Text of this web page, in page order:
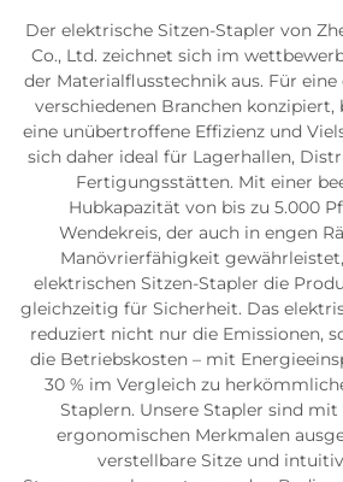
Der elektrische Sitzen-Stapler von
Co., Ltd. zeichnet sich im
der Materialflusstechnik aus. Für
verschiedenen Branchen konzipiert,
eine unübertroffene Effizienz und
sich daher ideal für Lagerhallen,
Fertigungsstätten. Mit einer
Hubkapazität von bis zu 5.000
Wendekreis, der auch in engen
Manövrierfähigkeit
elektrischen Sitzen-Stapler die
gleichzeitig für Sicherheit. Das
reduziert nicht nur die Emissionen,
die Betriebskosten – mit
30 % im Vergleich zu
Staplern. Unsere Stapler sind
ergonomischen Merkmalen
verstellbare Sitze und